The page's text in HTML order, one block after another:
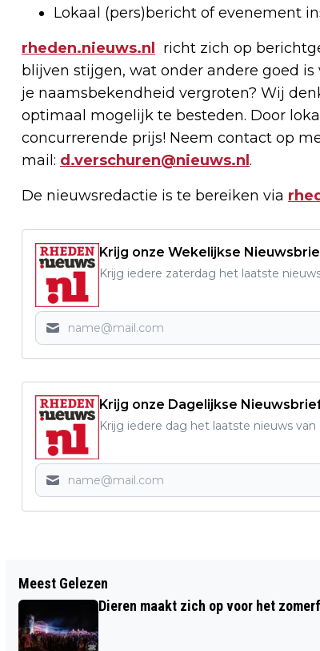
Lokaal (pers)bericht of evenement
rheden.nieuws.nl richt zich op
blijven stijgen, wat onder andere goed
je naamsbekendheid vergroten? Wij
optimaal mogelijk te besteden. Door
concurrerende prijs! Neem contact op
mail: d.verschuren@nieuws.nl.
De nieuwsredactie is te bereiken via
Krijg onze Wekelijkse
Krijg iedere zaterdag het laatste
Krijg onze Dagelijkse
Krijg iedere dag het laatste nieuws
WEEK VAN DE JONGE MANTELZORGER
2026, VAN ERKENNING NAAR ACTIE!
Meest Gelezen
Dieren maakt zich op voor het